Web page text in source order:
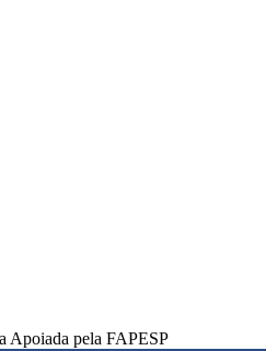
Apoiada pela FAPESP